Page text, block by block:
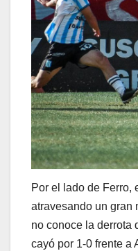
Por el lado de Ferro,
atravesando un gran
no conoce la derrota
cayó por 1-0 frente a